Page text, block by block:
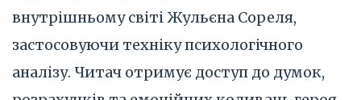
внутрішньому світі Жульєна Сореля,
застосовуючи техніку психологічного
аналізу. Читач отримує доступ до думок,